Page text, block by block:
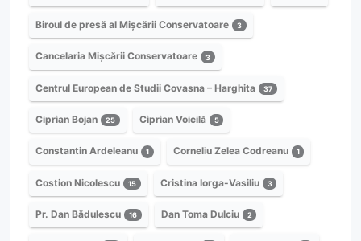
Biroul de presă al Mișcării Conservatoare 3
Cancelaria Mișcării Conservatoare 3
Centrul European de Studii Covasna – Harghita 37
Ciprian Bojan 25 Ciprian Voicilă 5
Constantin Ardeleanu 1 Corneliu Zelea Codreanu 1
Costion Nicolescu 15 Cristina Iorga-Vasiliu 3
Pr. Dan Bădulescu 16 Dan Toma Dulciu 2